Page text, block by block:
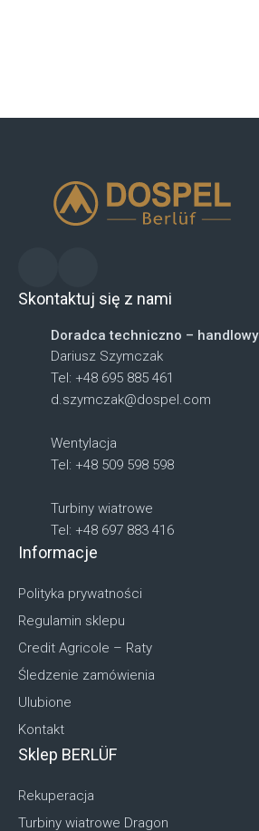
Skontaktuj się z nami
Doradca techniczno – handlowy
Dariusz Szymczak
Tel: +48 695 885 461
d.szymczak@dospel.com
Wentylacja
Tel: +48 509 598 598
Turbiny wiatrowe
Tel: +48 697 883 416
Informacje
Polityka prywatności
Regulamin sklepu
Credit Agricole – Raty
Śledzenie zamówienia
Ulubione
Kontakt
Sklep BERLÜF
Rekuperacja
Turbiny wiatrowe Dragon